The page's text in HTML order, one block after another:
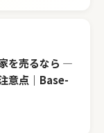
を売るなら —
意点｜Base-